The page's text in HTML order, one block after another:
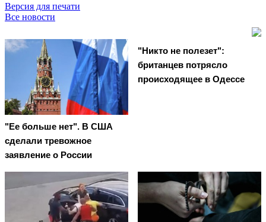
Версия для печати
Все новости
"Ее больше нет". В США
сделали тревожное
заявление о России
"Никто не полезет":
британцев потрясло
происходящее в Одессе